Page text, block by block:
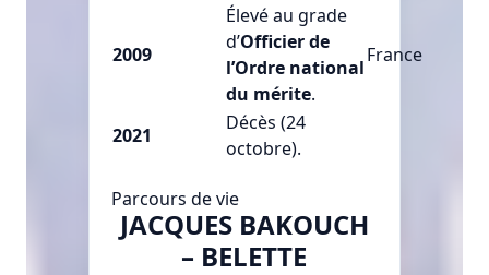
2009
Élevé au grade
d’Officier de
l’Ordre national
du mérite.
France
2021
Décès (24
octobre).
Parcours de vie
JACQUES BAKOUCH
– BELETTE